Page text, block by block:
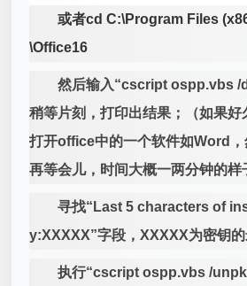
或者cd C:\Program Files
\Office16
然后输入“cscript ospp.vbs /
稍等片刻，打印出结果；（如果好
打开office中的一个软件如Word，
再等会儿，时间大概一两分钟的样
寻找“Last 5 characters of
y:XXXXX”字段，XXXXX为密钥的
执行“cscript ospp.vbs /